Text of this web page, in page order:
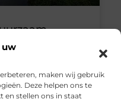
uw
maken wij gebruik
Deze helpen ons te
en stellen ons in staat
Ferroli
bezig